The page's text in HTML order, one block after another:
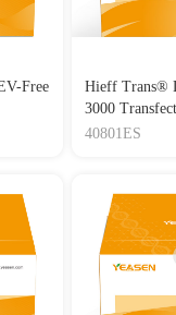
Free
Hieff Trans®
3000
Lipo3000转染
40801ES